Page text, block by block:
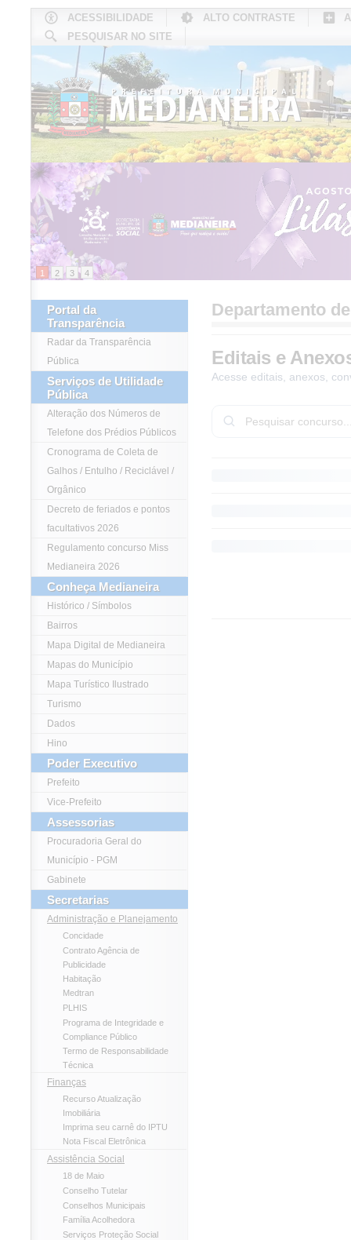
ACESSIBILIDADE ALTO CONTRASTE
PESQUISAR NO SITE
CONHEÇA MEDIANEIRA
1 2 3 4
Portal da
Transparência
Radar da Transparência
Pública
Serviços de Utilidade
Pública
Alteração dos Números de
Telefone dos Prédios Públicos
Cronograma de Coleta de
Galhos / Entulho / Reciclável /
Orgânico
Decreto de feriados e pontos
facultativos 2026
Regulamento concurso Miss
Medianeira 2026
Conheça Medianeira
Histórico / Símbolos
Bairros
Mapa Digital de Medianeira
Mapas do Município
Mapa Turístico Ilustrado
Turismo
Dados
Hino
Poder Executivo
Prefeito
Vice-Prefeito
Assessorias
Procuradoria Geral do
Município - PGM
Gabinete
Secretarias
Administração e Planejamento
Concidade
Contrato Agência de
Publicidade
Habitação
Medtran
PLHIS
Programa de Integridade e
Compliance Público
Termo de Responsabilidade
Técnica
Finanças
Recurso Atualização
Imobiliária
Imprima seu carnê do IPTU
Nota Fiscal Eletrônica
Assistência Social
18 de Maio
Conselho Tutelar
Conselhos Municipais
Família Acolhedora
Serviços Proteção Social
Departamento
Editais e
Acesse editais, anexos,